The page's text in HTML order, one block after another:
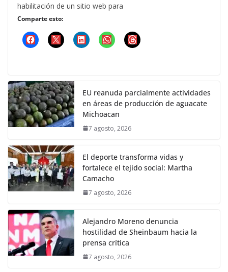
habilitación de un sitio web para
Comparte esto:
EU reanuda parcialmente actividades
en áreas de producción de aguacate
Michoacan
7 agosto, 2026
El deporte transforma vidas y
fortalece el tejido social: Martha
Camacho
7 agosto, 2026
Alejandro Moreno denuncia
hostilidad de Sheinbaum hacia la
prensa crítica
7 agosto, 2026